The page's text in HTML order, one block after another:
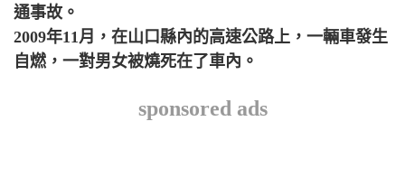
通事故。
2009年11月，在山口縣內的高速公路上，一輛車發生
自燃，一對男女被燒死在了車內。
sponsored ads